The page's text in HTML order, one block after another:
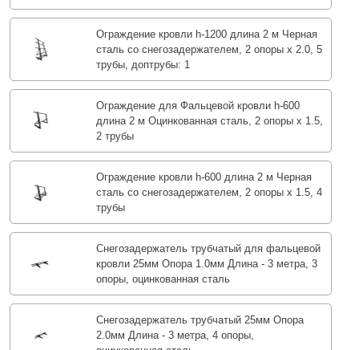
Ограждение кровли h-1200 длина 2 м Черная
сталь со снегозадержателем, 2 опоры х 2.0, 5
трубы, доптрубы: 1
Ограждение для Фальцевой кровли h-600
длина 2 м Оцинкованная сталь, 2 опоры х 1.5,
2 трубы
Ограждение кровли h-600 длина 2 м Черная
сталь со снегозадержателем, 2 опоры х 1.5, 4
трубы
Снегозадержатель трубчатый для фальцевой
кровли 25мм Опора 1.0мм Длина - 3 метра, 3
опоры, оцинкованная сталь
Снегозадержатель трубчатый 25мм Опора
2.0мм Длина - 3 метра, 4 опоры,